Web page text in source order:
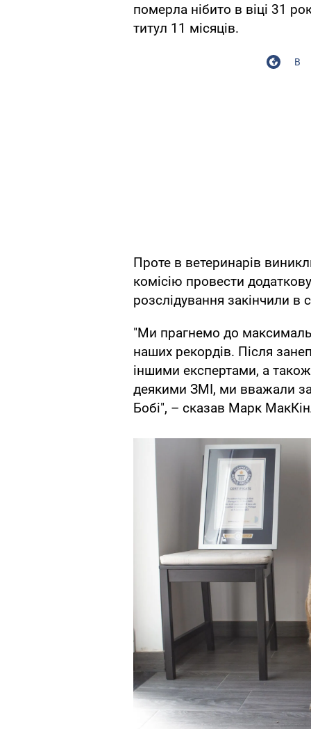
померла нібито в віці 31
титул 11 місяців.
Проте в ветеринарів
комісію провести
розслідування закінчили в
"Ми прагнемо до
наших рекордів. Після
іншими експертами, а
деякими ЗМІ, ми вважали за
Бобі", – сказав Марк